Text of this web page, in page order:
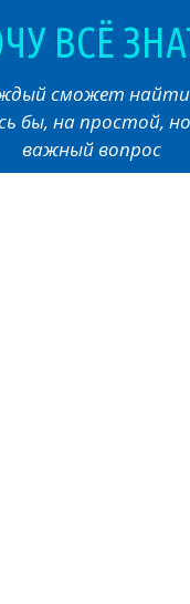
ВСЁ
сможет
бы, на простой,
важный вопрос